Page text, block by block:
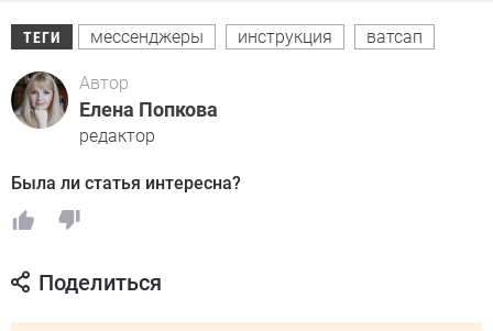
ТЕГИ мессенджеры инструкция ватсап
Автор
Елена Попкова
редактор
Была ли статья интересна?
Поделиться